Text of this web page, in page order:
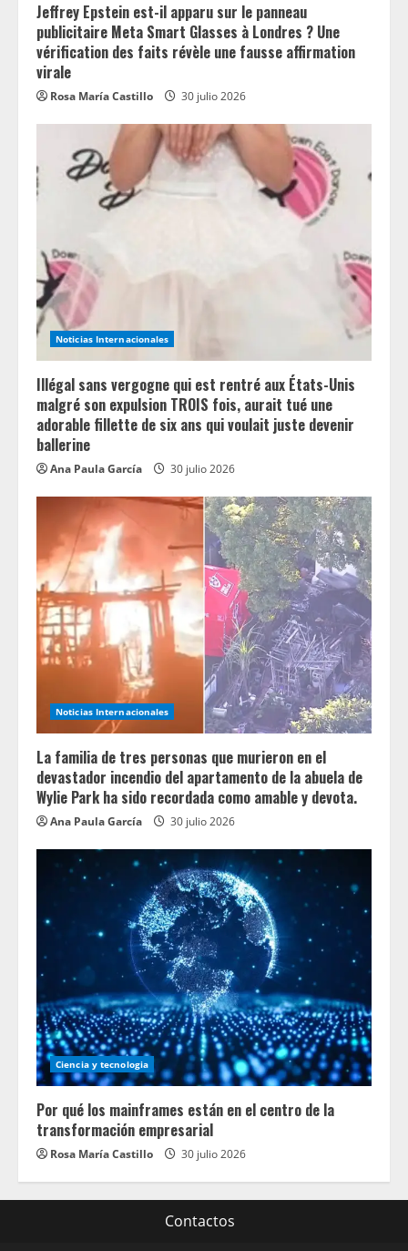
Jeffrey Epstein est-il apparu sur le panneau
publicitaire Meta Smart Glasses à Londres ? Une
vérification des faits révèle une fausse affirmation
virale
Rosa María Castillo 30 julio 2026
Noticias Internacionales
Illégal sans vergogne qui est rentré aux États-Unis
malgré son expulsion TROIS fois, aurait tué une
adorable fillette de six ans qui voulait juste devenir
ballerine
Ana Paula García 30 julio 2026
Noticias Internacionales
La familia de tres personas que murieron en el
devastador incendio del apartamento de la abuela de
Wylie Park ha sido recordada como amable y devota.
Ana Paula García 30 julio 2026
Ciencia y tecnologia
Por qué los mainframes están en el centro de la
transformación empresarial
Rosa María Castillo 30 julio 2026
Contactos